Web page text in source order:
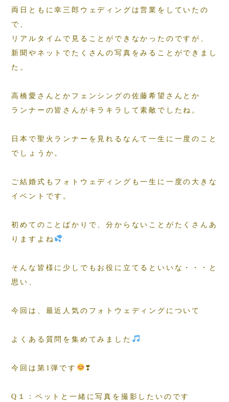
両日ともに幸三郎ウェディングは営業をしていたの
で、
リアルタイムで見ることができなかったのですが、
新聞やネットでたくさんの写真をみることができまし
た。
高橋愛さんとかフェンシングの佐藤希望さんとか
ランナーの皆さんがキラキラして素敵でしたね。
日本で聖火ランナーを見れるなんて一生に一度のこと
でしょうか。
ご結婚式もフォトウェディングも一生に一度の大きな
イベントです。
初めてのことばかりで、分からないことがたくさんあ
りますよね
そんな皆様に少しでもお役に立てるといいな・・・と
思い、
今回は、最近人気のフォトウェディングについて
よくある質問を集めてみました
今回は第1弾です ❣
Q１：ペットと一緒に写真を撮影したいのです